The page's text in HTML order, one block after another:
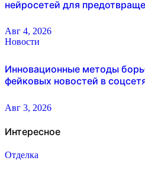
нейросетей для
Авг 4, 2026
Новости
Инновационные методы
фейковых новостей в
Авг 3, 2026
Интересное
Отделка